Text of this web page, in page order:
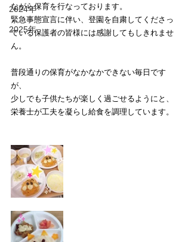
2024年
2025年
ながら保育を行なっております。
緊急事態宣言に伴い、登園を自粛してくださっ
ている保護者の皆様には感謝してもしきれませ
ん。
普段通りの保育がなかなかできない毎日です
が、
少しでも子供たちが楽しく過ごせるようにと、
栄養士が工夫を凝らし給食を調理しています。